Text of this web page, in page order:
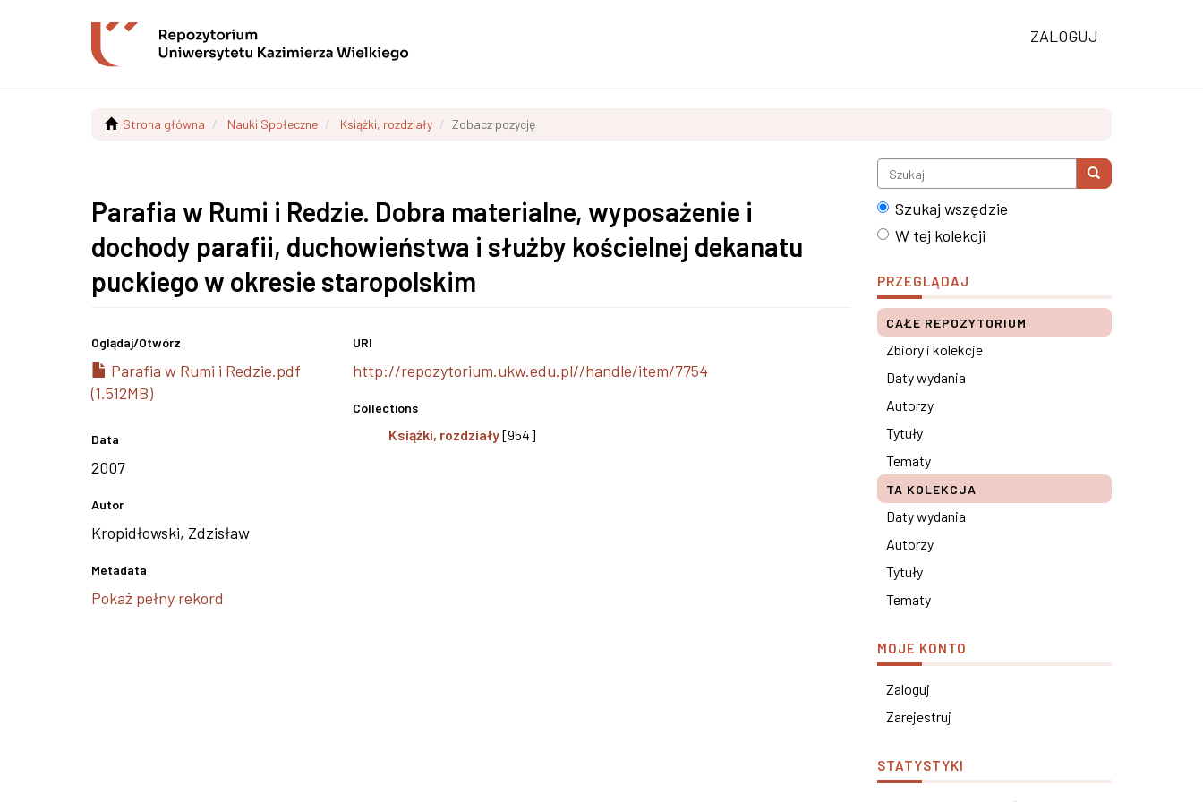
ZALOGUJ
Strona główna Nauki Społeczne Książki, rozdziały Zobacz pozycję
Parafia w Rumi i Redzie. Dobra materialne, wyposażenie i
dochody parafii, duchowieństwa i służby kościelnej dekanatu
puckiego w okresie staropolskim
Oglądaj/Otwórz
Parafia w Rumi i Redzie.pdf
(1.512MB)
Data
2007
Autor
Kropidłowski, Zdzisław
Metadata
Pokaż pełny rekord
URI
http://repozytorium.ukw.edu.pl//handle/item/7754
Collections
Książki, rozdziały[954]
Szukaj wszędzie
W tej kolekcji
PRZEGLĄDAJ
CAŁE REPOZYTORIUM
Zbiory i kolekcje
Daty wydania
Autorzy
Tytuły
Tematy
TA KOLEKCJA
Daty wydania
Autorzy
Tytuły
Tematy
MOJE KONTO
Zaloguj
Zarejestruj
STATYSTYKI